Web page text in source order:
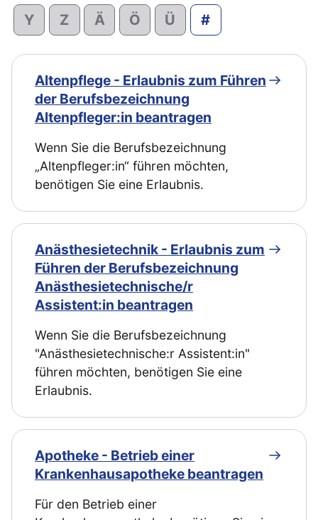
Y Z Ä Ö Ü #
Altenpflege - Erlaubnis zum Führen
der Berufsbezeichnung
Altenpfleger:in beantragen
Wenn Sie die Berufsbezeichnung
„Altenpfleger:in“ führen möchten,
benötigen Sie eine Erlaubnis.
Anästhesietechnik - Erlaubnis zum
Führen der Berufsbezeichnung
Anästhesietechnische/r
Assistent:in beantragen
Wenn Sie die Berufsbezeichnung
"Anästhesietechnische:r Assistent:in"
führen möchten, benötigen Sie eine
Erlaubnis.
Apotheke - Betrieb einer
Krankenhausapotheke beantragen
Für den Betrieb einer